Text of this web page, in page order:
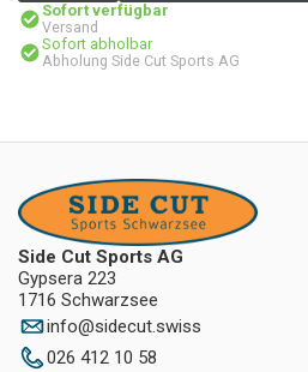
Sofort verfügbar
Versand
Sofort abholbar
Abholung Side Cut Sports AG
Side Cut Sports AG
Gypsera 223
1716 Schwarzsee
info@sidecut.swiss
026 412 10 58